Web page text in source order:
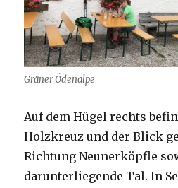
Gräner Ödenalpe
Auf dem Hügel rechts
Holzkreuz und der Blick
Richtung Neunerköpfle
darunterliegende Tal. In